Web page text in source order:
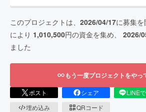
このプロジェクトは、 2026/04/17に募集を
により 1,010,500円の資金を集め、 2026/
ました
もう一度プロジェクトをやっ
ポスト シェア LINE
埋め込み
QRコード